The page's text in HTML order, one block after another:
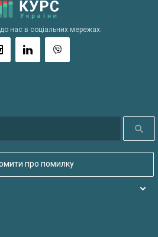
Шукати
нас в соціальних мережах:
про помилку